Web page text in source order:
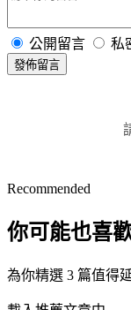
公開留言 私
發佈留言
Recommended
你可能也喜
為你精選 3 篇值得